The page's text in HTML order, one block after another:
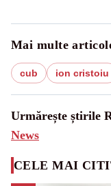
Mai multe
cub ion cristoiu
Urmărește știrile
News
CELE MAI